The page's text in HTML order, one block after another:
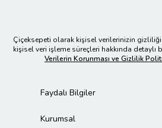
Çiçeksepeti olarak kişisel verilerinizin
kişisel veri işleme süreçleri hakkında
Verilerin Korunması ve Gizlilik
Faydalı Bilgiler
Kurumsal